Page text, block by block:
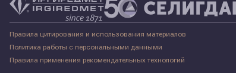
Правила цитирования и использования материалов
Политика работы с персональными данными
Правила применения рекомендательных технологий